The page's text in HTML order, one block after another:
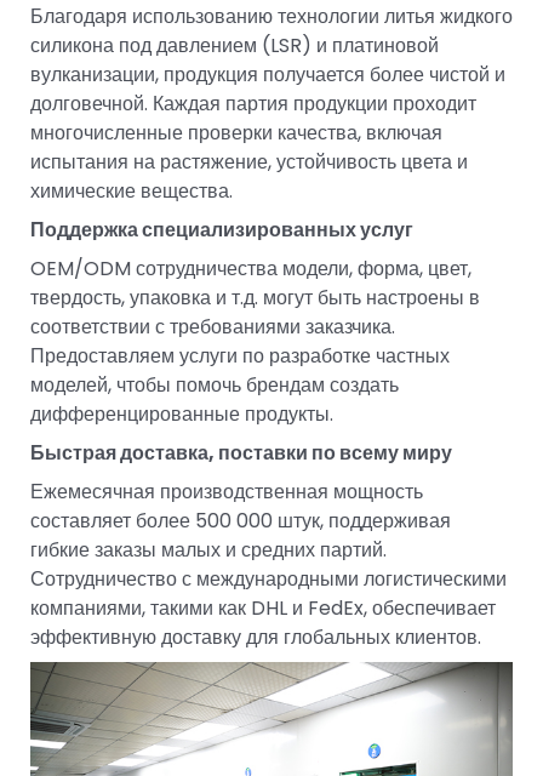
Благодаря использованию технологии литья жидкого
силикона под давлением (LSR) и платиновой
вулканизации, продукция получается более чистой и
долговечной. Каждая партия продукции проходит
многочисленные проверки качества, включая
испытания на растяжение, устойчивость цвета и
химические вещества.
Поддержка специализированных услуг
OEM/ODM сотрудничества модели, форма, цвет,
твердость, упаковка и т.д. могут быть настроены в
соответствии с требованиями заказчика.
Предоставляем услуги по разработке частных
моделей, чтобы помочь брендам создать
дифференцированные продукты.
Быстрая доставка, поставки по всему миру
Ежемесячная производственная мощность
составляет более 500 000 штук, поддерживая
гибкие заказы малых и средних партий.
Сотрудничество с международными логистическими
компаниями, такими как DHL и FedEx, обеспечивает
эффективную доставку для глобальных клиентов.